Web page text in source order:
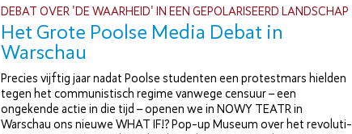
DEBAT OVER 'DE WAARHEID' IN EEN GE­PO­LA­RI­SEERD LANDSCHAP
Het Grote Poolse Media Debat in
Warschau
Precies vijftig jaar nadat Poolse studenten een pro­test­mars hielden
tegen het com­mu­nis­tisch regime vanwege censuur – een
ongekende actie in die tijd – openen we in NOWY TEATR in
Warschau ons nieuwe WHAT IF!? Pop-up Museum over het re­vo­lu­ti­